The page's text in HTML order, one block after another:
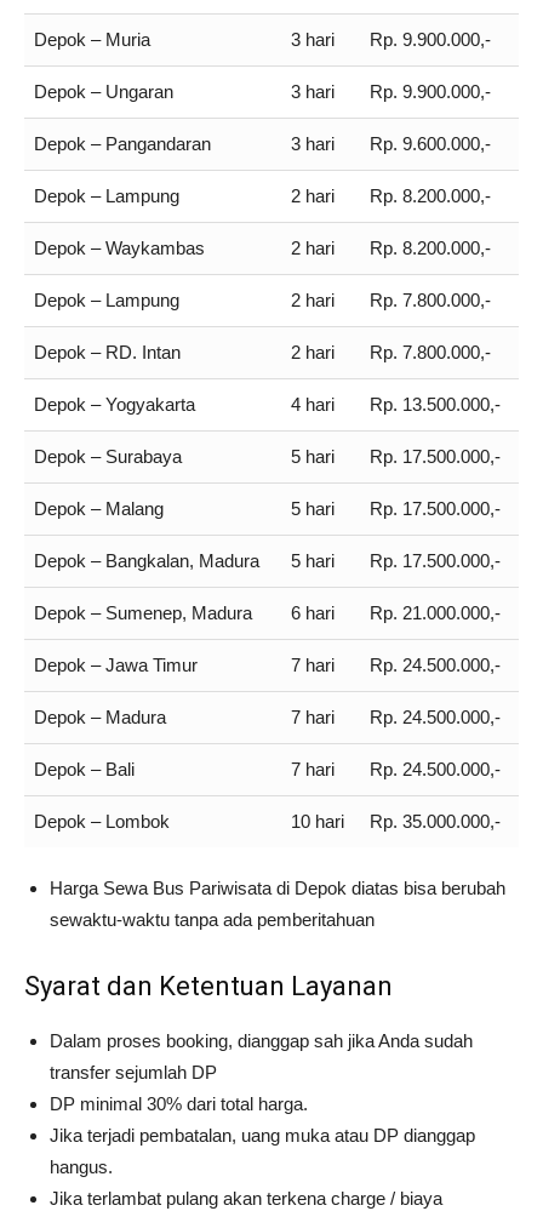
Depok – Muria 3 hari Rp. 9.900.000,-
Depok – Ungaran 3 hari Rp. 9.900.000,-
Depok – Pangandaran 3 hari Rp. 9.600.000,-
Depok – Lampung 2 hari Rp. 8.200.000,-
Depok – Waykambas 2 hari Rp. 8.200.000,-
Depok – Lampung 2 hari Rp. 7.800.000,-
Depok – RD. Intan 2 hari Rp. 7.800.000,-
Depok – Yogyakarta 4 hari Rp. 13.500.000,-
Depok – Surabaya 5 hari Rp. 17.500.000,-
Depok – Malang 5 hari Rp. 17.500.000,-
Depok – Bangkalan, Madura 5 hari Rp. 17.500.000,-
Depok – Sumenep, Madura 6 hari Rp. 21.000.000,-
Depok – Jawa Timur 7 hari Rp. 24.500.000,-
Depok – Madura 7 hari Rp. 24.500.000,-
Depok – Bali 7 hari Rp. 24.500.000,-
Depok – Lombok 10 hari Rp. 35.000.000,-
Harga Sewa Bus Pariwisata di Depok diatas bisa berubah
sewaktu-waktu tanpa ada pemberitahuan
Syarat dan Ketentuan Layanan
Dalam proses booking, dianggap sah jika Anda sudah
transfer sejumlah DP
DP minimal 30% dari total harga.
Jika terjadi pembatalan, uang muka atau DP dianggap
hangus.
Jika terlambat pulang akan terkena charge / biaya